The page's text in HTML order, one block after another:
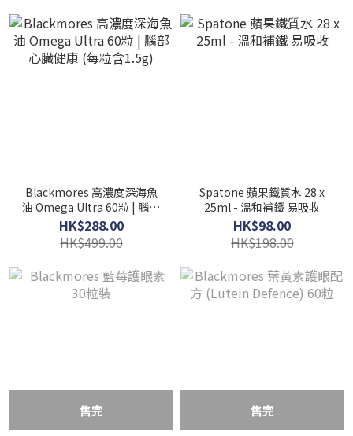
Blackmores 高濃度深海魚
油 Omega Ultra 60粒 | 腦部
心臟健康 (每粒含1.5g)
HK$288.00
HK$499.00
Spatone 蘋果鐵質水 28 x
25ml - 溫和補鐵 易吸收
HK$98.00
HK$198.00
售完 售完